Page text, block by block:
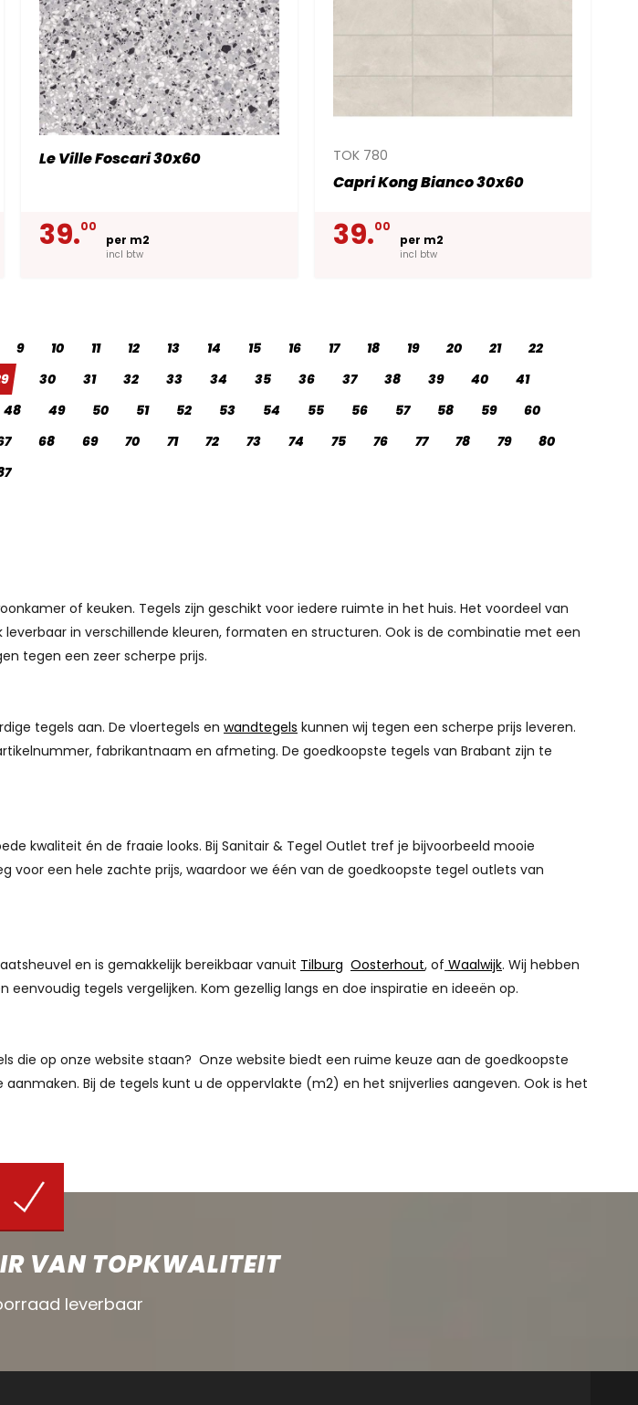
Le Ville Foscari 30x60
39.00
per m2
incl btw
TOK 780
Capri Kong Bianco 30x60
39.00
per m2
incl btw
9 10 11 12 13 14 15 16 17 18 19 20 21
22
30 31 32 33 34 35 36 37 38 39 40
41
48 49 50 51 52 53 54 55 56 57 58 59
60
68 69 70 71 72 73 74 75 76 77 78 79
80
of keuken. Tegels zijn geschikt voor iedere ruimte in het huis. Het voordeel van
in verschillende kleuren, formaten en structuren. Ook is de combinatie met een
tegen een zeer scherpe prijs.
tegels aan. De vloertegels en wandtegels kunnen wij tegen een scherpe prijs leveren.
fabrikantnaam en afmeting. De goedkoopste tegels van Brabant zijn te
kwaliteit én de fraaie looks. Bij Sanitair & Tegel Outlet tref je bijvoorbeeld mooie
een hele zachte prijs, waardoor we één van de goedkoopste tegel outlets van
en is gemakkelijk bereikbaar vanuit Tilburg Oosterhout, of Waalwijk. Wij hebben
tegels vergelijken. Kom gezellig langs en doe inspiratie en ideeën op.
die op onze website staan? Onze website biedt een ruime keuze aan de goedkoopste
Bij de tegels kunt u de oppervlakte (m2) en het snijverlies aangeven. Ook is het
VAN TOPKWALITEIT
leverbaar